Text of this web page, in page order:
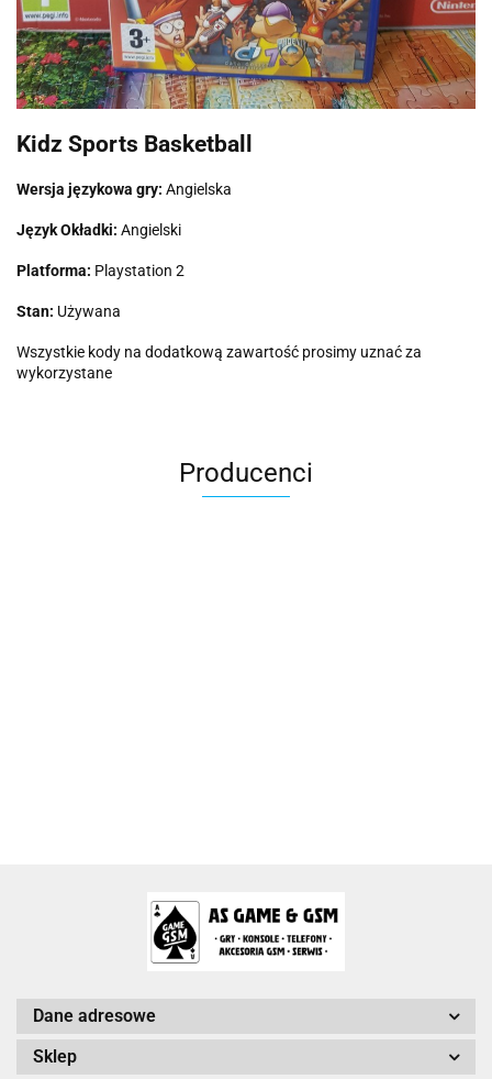
Kidz Sports Basketball
Wersja językowa gry: Angielska
Język Okładki: Angielski
Platforma: Playstation 2
Stan: Używana
Wszystkie kody na dodatkową zawartość prosimy uznać za
wykorzystane
Producenci
Arc System Works Europe
Dane adresowe
Sklep